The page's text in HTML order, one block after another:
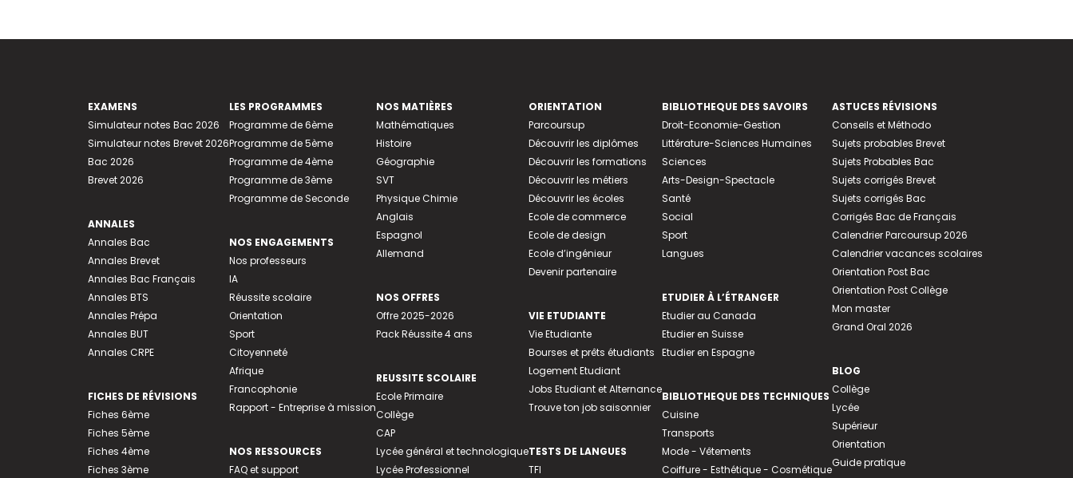
EXAMENS
Simulateur notes Bac 2026
Simulateur notes Brevet 2026
Bac 2026
Brevet 2026
ANNALES
Annales Bac
Annales Brevet
Annales Bac Français
Annales BTS
Annales Prépa
Annales BUT
Annales CRPE
FICHES DE RÉVISIONS
Fiches 6ème
Fiches 5ème
Fiches 4ème
Fiches 3ème
LES PROGRAMMES
Programme de 6ème
Programme de 5ème
Programme de 4ème
Programme de 3ème
Programme de Seconde
NOS ENGAGEMENTS
Nos professeurs
IA
Réussite scolaire
Orientation
Sport
Citoyenneté
Afrique
Francophonie
Rapport - Entreprise à mission
NOS RESSOURCES
FAQ et support
NOS MATIÈRES
Mathématiques
Histoire
Géographie
SVT
Physique Chimie
Anglais
Espagnol
Allemand
NOS OFFRES
Offre 2025-2026
Pack Réussite 4 ans
REUSSITE SCOLAIRE
Ecole Primaire
Collège
CAP
Lycée général et technologique
Lycée Professionnel
ORIENTATION
Parcoursup
Découvrir les diplômes
Découvrir les formations
Découvrir les métiers
Découvrir les écoles
Ecole de commerce
Ecole de design
Ecole d’ingénieur
Devenir partenaire
VIE ETUDIANTE
Vie Etudiante
Bourses et prêts étudiants
Logement Etudiant
Jobs Etudiant et Alternance
Trouve ton job saisonnier
TESTS DE LANGUES
TFI
BIBLIOTHEQUE DES SAVOIRS
Droit-Economie-Gestion
Littérature-Sciences Humaines
Sciences
Arts-Design-Spectacle
Santé
Social
Sport
Langues
ETUDIER À L’ÉTRANGER
Etudier au Canada
Etudier en Suisse
Etudier en Espagne
BIBLIOTHEQUE DES TECHNIQUES
Cuisine
Transports
Mode - Vêtements
Coiffure - Esthétique - Cosmétique
ASTUCES RÉVISIONS
Conseils et Méthodo
Sujets probables Brevet
Sujets Probables Bac
Sujets corrigés Brevet
Sujets corrigés Bac
Corrigés Bac de Français
Calendrier Parcoursup 2026
Calendrier vacances scolaires
Orientation Post Bac
Orientation Post Collège
Mon master
Grand Oral 2026
BLOG
Collège
Lycée
Supérieur
Orientation
Guide pratique